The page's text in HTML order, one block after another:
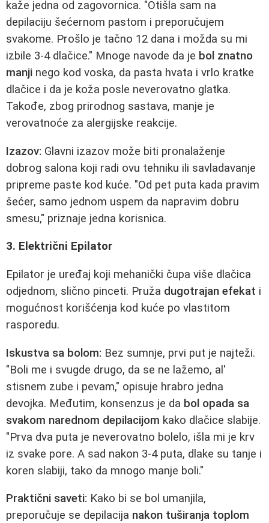
kaže jedna od zagovornica. "Otišla sam na
depilaciju šećernom pastom i preporučujem
svakome. Prošlo je tačno 12 dana i možda su mi
izbile 3-4 dlačice." Mnoge navode da je bol znatno
manji nego kod voska, da pasta hvata i vrlo kratke
dlačice i da je koža posle neverovatno glatka.
Takođe, zbog prirodnog sastava, manje je
verovatnoće za alergijske reakcije.
Izazov: Glavni izazov može biti pronalaženje
dobrog salona koji radi ovu tehniku ili savladavanje
pripreme paste kod kuće. "Od pet puta kada pravim
šećer, samo jednom uspem da napravim dobru
smesu," priznaje jedna korisnica.
3. Električni Epilator
Epilator je uređaj koji mehanički čupa više dlačica
odjednom, slično pinceti. Pruža dugotrajan efekat i
mogućnost korišćenja kod kuće po vlastitom
rasporedu.
Iskustva sa bolom: Bez sumnje, prvi put je najteži.
"Boli me i svugde drugo, da se ne lažemo, al'
stisnem zube i pevam," opisuje hrabro jedna
devojka. Međutim, konsenzus je da bol opada sa
svakom narednom depilacijom kako dlačice slabije.
"Prva dva puta je neverovatno bolelo, išla mi je krv
iz svake pore. A sad nakon 3-4 puta, dlake su tanje i
koren slabiji, tako da mnogo manje boli."
Praktični saveti: Kako bi se bol umanjila,
preporučuje se depilacija nakon tuširanja toplom